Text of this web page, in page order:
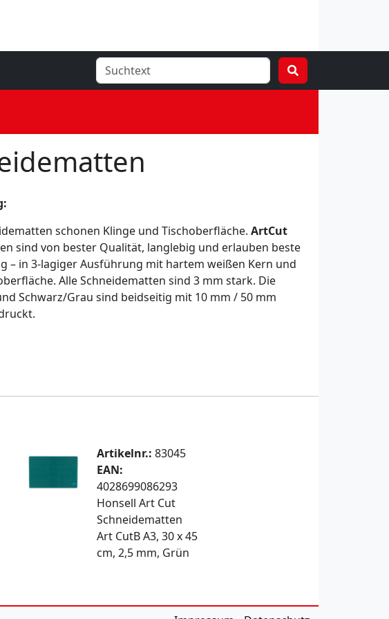
schonen Klinge und Tischoberfläche. ArtCut
sind von bester Qualität, langlebig und erlauben beste
– in 3-lagiger Ausführung mit hartem weißen Kern und
Alle Schneidematten sind 3 mm stark. Die
Schwarz/Grau sind beidseitig mit 10 mm / 50 mm
Artikelnr.: 83045
EAN:
4028699086293
Honsell Art Cut
Schneidematten
Art CutB A3, 30 x 45
cm, 2,5 mm, Grün